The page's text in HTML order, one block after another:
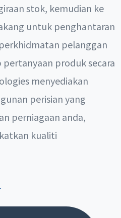
stok, kemudian ke
untuk penghantaran
pelanggan
produk secara
menyediakan
perisian yang
perniagaan anda,
kualiti